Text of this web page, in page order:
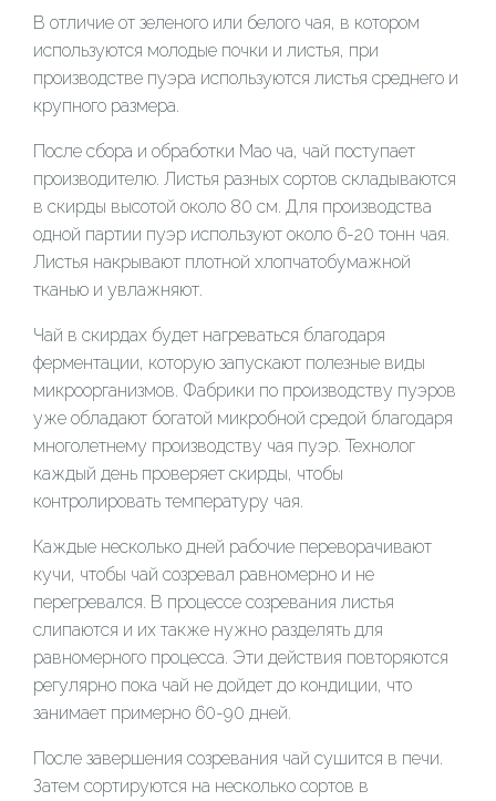
В отличие от зеленого или белого чая, в котором
используются молодые почки и листья, при
производстве пуэра используются листья среднего и
крупного размера.
После сбора и обработки Мао ча, чай поступает
производителю. Листья разных сортов складываются
в скирды высотой около 80 см. Для производства
одной партии пуэр используют около 6-20 тонн чая.
Листья накрывают плотной хлопчатобумажной
тканью и увлажняют.
Чай в скирдах будет нагреваться благодаря
ферментации, которую запускают полезные виды
микроорганизмов. Фабрики по производству пуэров
уже обладают богатой микробной средой благодаря
многолетнему производству чая пуэр. Технолог
каждый день проверяет скирды, чтобы
контролировать температуру чая.
Каждые несколько дней рабочие переворачивают
кучи, чтобы чай созревал равномерно и не
перегревался. В процессе созревания листья
слипаются и их также нужно разделять для
равномерного процесса. Эти действия повторяются
регулярно пока чай не дойдет до кондиции, что
занимает примерно 60-90 дней.
После завершения созревания чай сушится в печи.
Затем сортируются на несколько сортов в